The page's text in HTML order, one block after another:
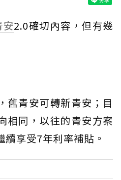
安2.0確切內容，但有幾
舊青安可轉新青安；目
相同，以往的青安方案
享受7年利率補貼。